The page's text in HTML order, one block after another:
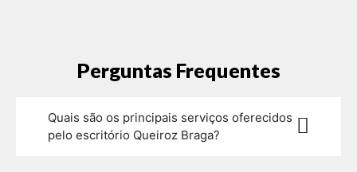
Perguntas Frequentes
Quais são os principais serviços oferecidos
pelo escritório Queiroz Braga?